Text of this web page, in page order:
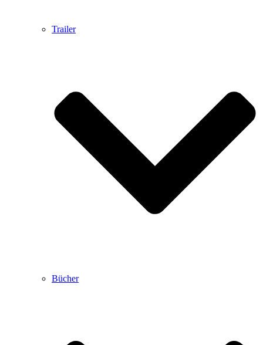
Trailer
Bücher